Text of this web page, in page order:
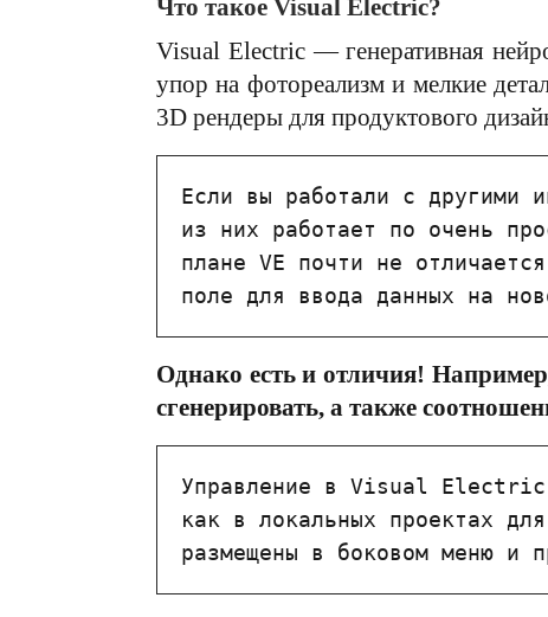
Что такое Visual Electric?
Visual Electric — генеративная
упор на фотореализм и мелкие
3D рендеры для продуктового
Если вы работали с другими
из них работает по очень
плане VE почти не
поле для ввода данных на
Однако есть и отличия!
сгенерировать, а также
Управление в Visual Electric
как в локальных проектах
размещены в боковом меню и